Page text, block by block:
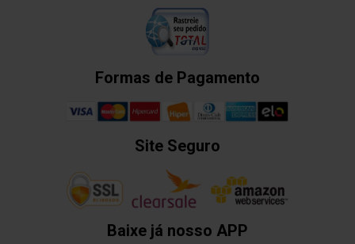
Formas de Pagamento
Site Seguro
Baixe já nosso APP